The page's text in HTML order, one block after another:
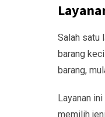
Salah satu
barang
barang,
Layanan
memilih